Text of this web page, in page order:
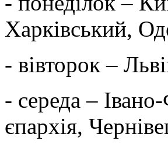
Харківський,
- вівторок –
- середа –
єпархія,